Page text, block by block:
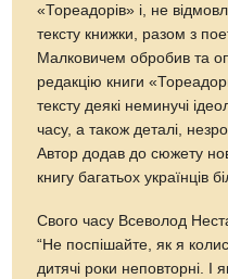
«Тореадорів» і, не
тексту книжки, разом з
Малковичем обробив та
редакцію книги
тексту деякі неминучі
часу, а також деталі,
Автор додав до сюжету
книгу багатьох українців
Свого часу Всеволод
“Не поспішайте, як я
дитячі роки неповторні.